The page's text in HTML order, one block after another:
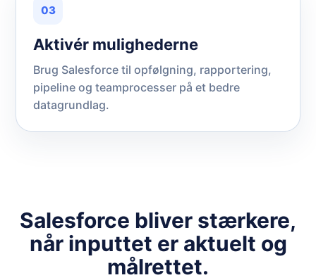
03
Aktivér mulighederne
Brug Salesforce til opfølgning, rapportering,
pipeline og teamprocesser på et bedre
datagrundlag.
Salesforce bliver stærkere,
når inputtet er aktuelt og
målrettet.